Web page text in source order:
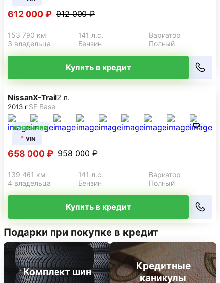
Купить в кредит
NissanX-Trail
2011 г.LE High
612 000 ₽ 912 000 ₽
153 790 км 141 л.с.
Вариатор
3 владельца
Бензин Полный
Купить в кредит
NissanX-Trail
2013 г.SE Base
658 000 ₽ 958 000 ₽
139 461 км 141 л.с.
Вариатор
4 владельца
Бензин Полный